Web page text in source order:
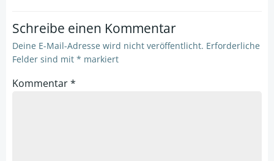
Schreibe einen Kommentar
Deine E-Mail-Adresse wird nicht veröffentlicht. Erforderliche
Felder sind mit * markiert
Kommentar*